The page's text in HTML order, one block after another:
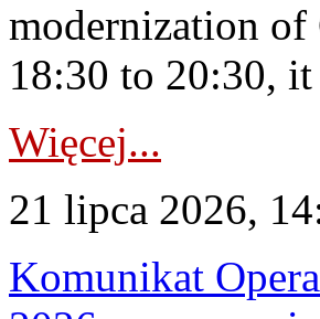
modernization of
18:30 to 20:30, it
Więcej...
21 lipca 2026,
Komunikat